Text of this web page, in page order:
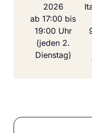
2026
ab 17:00 bis
19:00 Uhr
(jeden 2.
Dienstag)